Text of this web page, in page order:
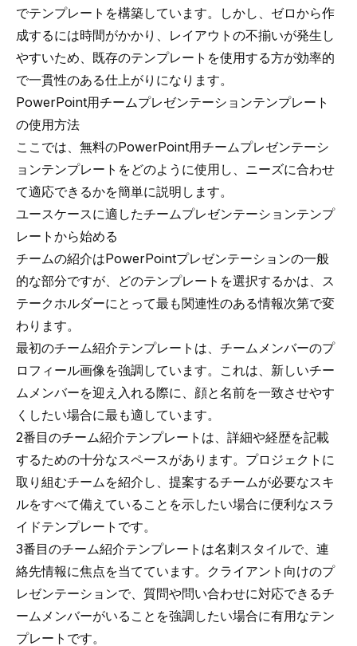
でテンプレートを構築しています。しかし、ゼロから作
成するには時間がかかり、レイアウトの不揃いが発生し
やすいため、既存のテンプレートを使用する方が効率的
で一貫性のある仕上がりになります。
PowerPoint用チームプレゼンテーションテンプレート
の使用方法
ここでは、無料のPowerPoint用チームプレゼンテーシ
ョンテンプレートをどのように使用し、ニーズに合わせ
て適応できるかを簡単に説明します。
ユースケースに適したチームプレゼンテーションテンプ
レートから始める
チームの紹介はPowerPointプレゼンテーションの一般
的な部分ですが、どのテンプレートを選択するかは、ス
テークホルダーにとって最も関連性のある情報次第で変
わります。
最初のチーム紹介テンプレートは、チームメンバーのプ
ロフィール画像を強調しています。これは、新しいチー
ムメンバーを迎え入れる際に、顔と名前を一致させやす
くしたい場合に最も適しています。
2番目のチーム紹介テンプレートは、詳細や経歴を記載
するための十分なスペースがあります。プロジェクトに
取り組むチームを紹介し、提案するチームが必要なスキ
ルをすべて備えていることを示したい場合に便利なスラ
イドテンプレートです。
3番目のチーム紹介テンプレートは名刺スタイルで、連
絡先情報に焦点を当てています。クライアント向けのプ
レゼンテーションで、質問や問い合わせに対応できるチ
ームメンバーがいることを強調したい場合に有用なテン
プレートです。